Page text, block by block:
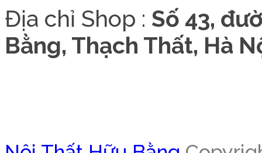
Địa chỉ Shop : Số 43,
Bằng, Thạch Thất, Hà